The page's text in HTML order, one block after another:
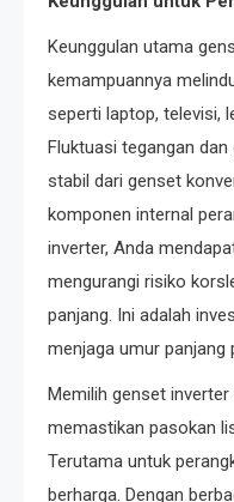
Keunggulan utama
kemampuannya
seperti laptop, televisi,
Fluktuasi tegangan
stabil dari genset
komponen internal
inverter, Anda
mengurangi risiko
panjang. Ini adalah
menjaga umur panjang
Memilih genset
memastikan pasokan
Terutama untuk
berharga. Dengan